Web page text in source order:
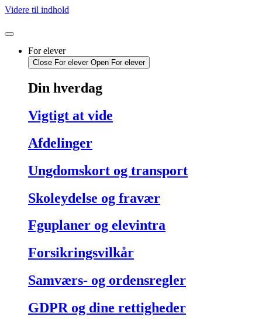
Videre til indhold
For elever
Close For elever Open For elever
Din hverdag
Vigtigt at vide
Afdelinger
Ungdomskort og transport
Skoleydelse og fravær
Fguplaner og elevintra
Forsikringsvilkår
Samværs- og ordensregler
GDPR og dine rettigheder